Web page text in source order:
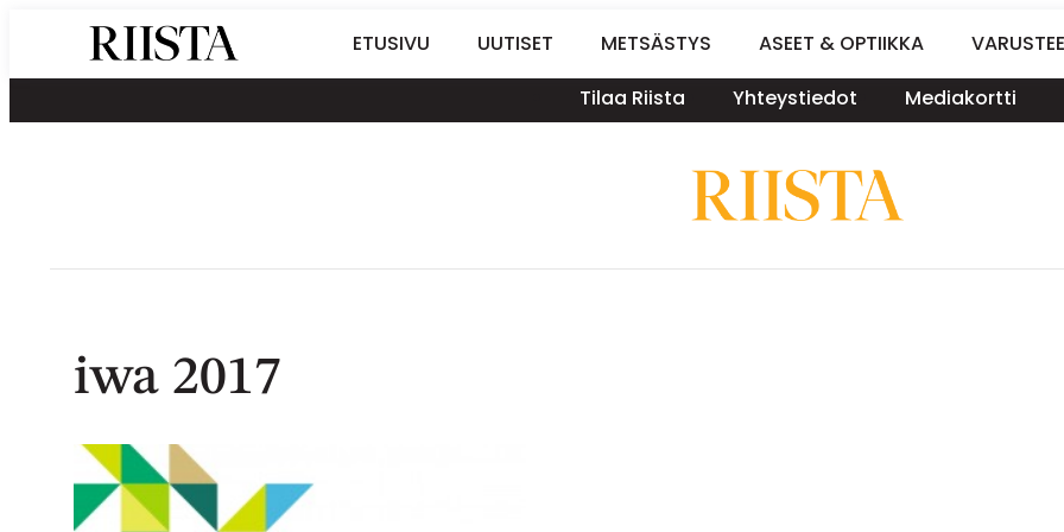
sisältöön
Riistalehti.fi
Metsästyksen
erikoislehti
ETUSIVU UUTISET METSÄSTYS ASEET & OPTIIKKA
Tilaa Riista
Yhteystiedot Mediakortti
iwa 2017